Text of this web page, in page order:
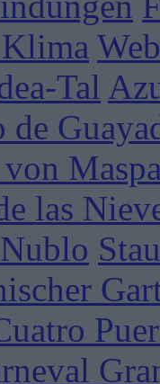
Tal
de
las